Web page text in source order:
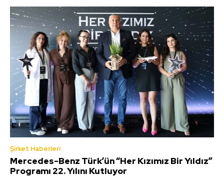
Şirket Haberleri
Mercedes-Benz Türk’ün “Her Kızımız Bir Yıldız”
Programı 22. Yılını Kutluyor